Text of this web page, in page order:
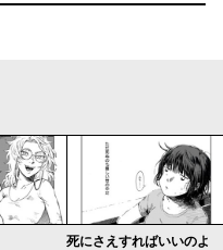
死にさえすればいいのよ